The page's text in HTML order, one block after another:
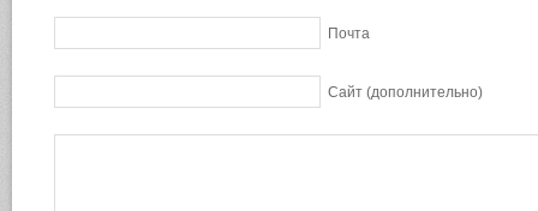
Почта
Сайт (дополнительно)